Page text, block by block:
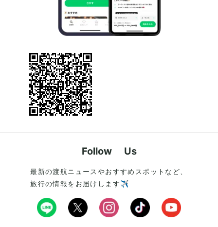
Follow Us
最新の渡航ニュースやおすすめスポットなど、
旅行の情報をお届けします✈️